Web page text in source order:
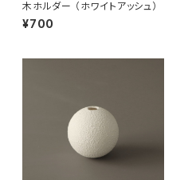
木ホルダー （ホワイトアッシュ）
¥700